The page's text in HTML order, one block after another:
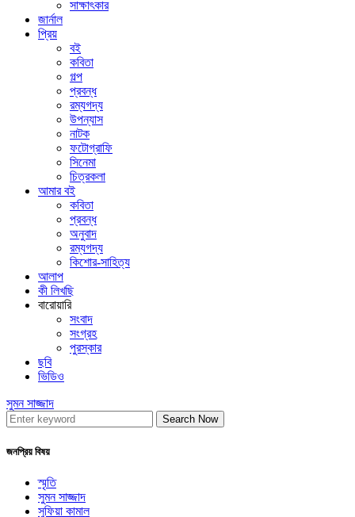
সাক্ষাৎকার
জার্নাল
প্রিয়
বই
কবিতা
গল্প
প্রবন্ধ
রম্যগদ্য
উপন্যাস
নাটক
ফটোগ্রাফি
সিনেমা
চিত্রকলা
আমার বই
কবিতা
প্রবন্ধ
অনুবাদ
রম্যগদ্য
কিশোর-সাহিত্য
আলাপ
কী লিখছি
বারোয়ারি
সংবাদ
সংগ্রহ
পুরস্কার
ছবি
ভিডিও
সুমন সাজ্জাদ
Search Now
জনপ্রিয় বিষয়
স্মৃতি
সুমন সাজ্জাদ
সুফিয়া কামাল